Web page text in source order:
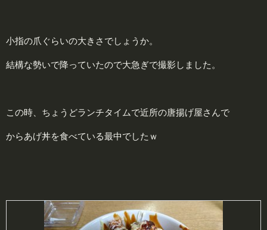
小指の爪ぐらいの大きさでしょうか。
結構な勢いで降っていたので大急ぎで撮影しました。
この時、ちょうどランチタイムで近所の唐揚げ屋さんで
からあげ丼を食べている最中でしたｗ